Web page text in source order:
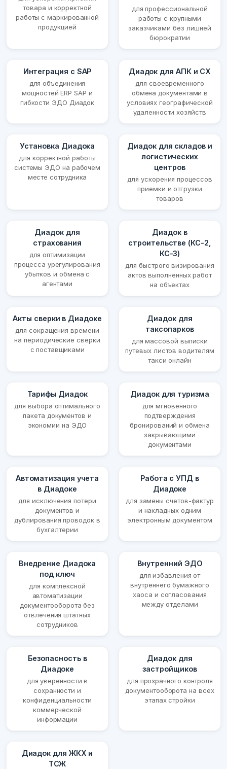
товара и корректной
работы с маркированной
продукцией
для профессиональной
работы с крупными
заказчиками без лишней
бюрократии
Интеграция с SAP
для объединения
мощностей ERP SAP и
гибкости ЭДО Диадок
Диадок для АПК и СХ
для своевременного
обмена документами в
условиях географической
удаленности хозяйств
Установка Диадока
для корректной работы
системы ЭДО на рабочем
месте сотрудника
Диадок для складов и
логистических
центров
для ускорения процессов
приемки и отгрузки
товаров
Диадок для
страхования
для оптимизации
процесса урегулирования
убытков и обмена с
агентами
Диадок в
строительстве (КС-2,
КС-3)
для быстрого визирования
актов выполненных работ
на объектах
Акты сверки в Диадоке
для сокращения времени
на периодические сверки
с поставщиками
Диадок для
таксопарков
для массовой выписки
путевых листов водителям
такси онлайн
Тарифы Диадок
для выбора оптимального
пакета документов и
экономии на ЭДО
Диадок для туризма
для мгновенного
подтверждения
бронирований и обмена
закрывающими
документами
Автоматизация учета
в Диадоке
для исключения потери
документов и
дублирования проводок в
бухгалтерии
Работа с УПД в
Диадоке
для замены счетов-фактур
и накладных одним
электронным документом
Внедрение Диадока
под ключ
для комплексной
автоматизации
документооборота без
отвлечения штатных
сотрудников
Внутренний ЭДО
для избавления от
внутреннего бумажного
хаоса и согласования
между отделами
Безопасность в
Диадоке
для уверенности в
сохранности и
конфиденциальности
коммерческой
информации
Диадок для
застройщиков
для прозрачного контроля
документооборота на всех
этапах стройки
Диадок для ЖКХ и
ТСЖ